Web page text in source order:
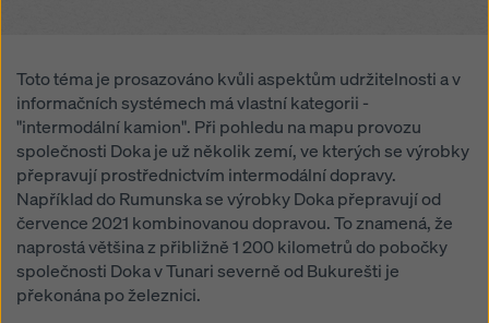
Toto téma je prosazováno kvůli aspektům udržitelnosti a v
informačních systémech má vlastní kategorii -
"intermodální kamion". Při pohledu na mapu provozu
společnosti Doka je už několik zemí, ve kterých se výrobky
přepravují prostřednictvím intermodální dopravy.
Například do Rumunska se výrobky Doka přepravují od
července 2021 kombinovanou dopravou. To znamená, že
naprostá většina z přibližně 1 200 kilometrů do pobočky
společnosti Doka v Tunari severně od Bukurešti je
překonána po železnici.
příslušných zaškrtávacích políček. Svůj souhlas
můžete kdykoli odvolat s budoucí účinností a bez
uvedení důvodu kliknutím nanastavení souborů
cookiev dolní části této webové stránky.
Více informací o našich souborechsouborů cookie
najdete v našich zásadách ochrany osobních údajů.
Nabízíme vám také možnost výběru souborů cookie
(pokročilé nastavení souborů cookie).